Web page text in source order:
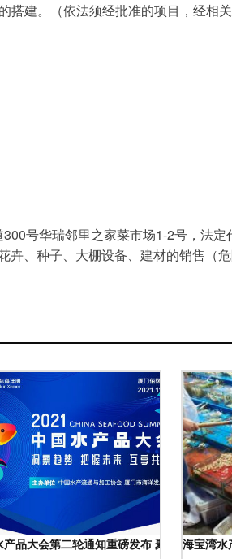
搭建。（依法须经批准的项目，经相
号华瑞邻里之家菜市场1-2号，法
、种子、大棚设备、建材的销售（危
品大会第二轮通知重磅发布 聚焦行业新动
海宝湾水